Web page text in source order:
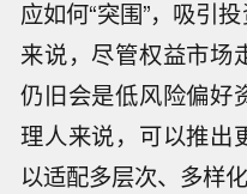
应如何“突围”，吸引
来说，尽管权益市场
仍旧会是低风险偏好
理人来说，可以推出
以适配多层次、多样